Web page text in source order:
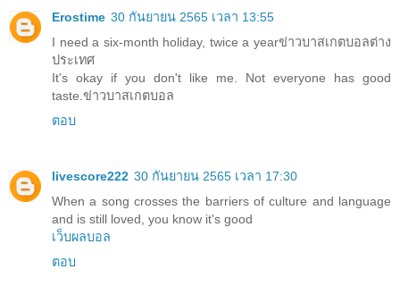
Erostime 30 กันยายน 2565 เวลา 13:55
I need a six-month holiday, twice a yearข่าวบาสเกตบอลต่าง
ประเทศ
It's okay if you don't like me. Not everyone has good
taste.ข่าวบาสเกตบอล
ตอบ
livescore222 30 กันยายน 2565 เวลา 17:30
When a song crosses the barriers of culture and language
and is still loved, you know it's good
เว็บผลบอล
ตอบ